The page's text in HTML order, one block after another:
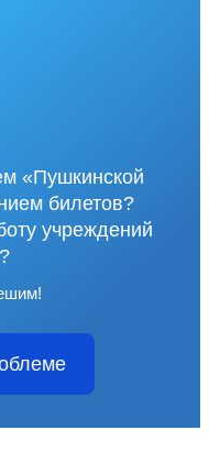
«Пушкинской
билетов?
учреждений